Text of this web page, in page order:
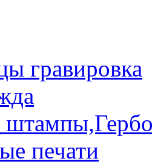
гравировка
печати